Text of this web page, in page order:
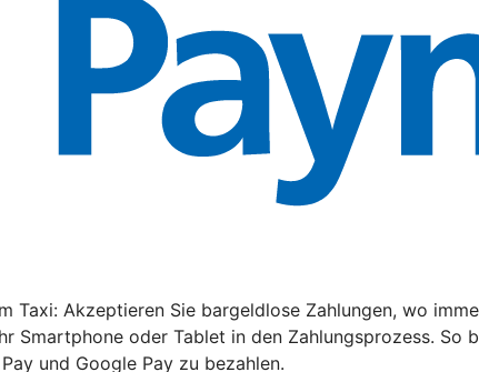
Akzeptieren Sie bargeldlose Zahlungen, wo
oder Tablet in den Zahlungsprozess. So
und Google Pay zu bezahlen.